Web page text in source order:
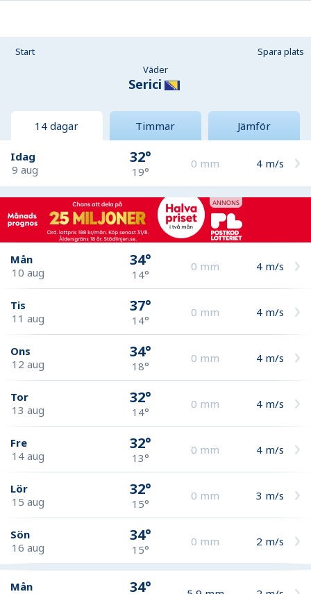
Start
Spara plats
Väder
Serici
14 dagar Timmar Jämför
Idag
9 aug
32°
19°
0 mm 4 m/s
Mån
10 aug
34°
14°
0 mm 4 m/s
Tis
11 aug
37°
14°
0 mm 4 m/s
Ons
12 aug
34°
18°
0 mm 4 m/s
Tor
13 aug
32°
14°
0 mm 4 m/s
Fre
14 aug
32°
13°
0 mm 4 m/s
Lör
15 aug
32°
15°
0 mm 3 m/s
Sön
16 aug
34°
15°
0 mm 2 m/s
Mån
34°